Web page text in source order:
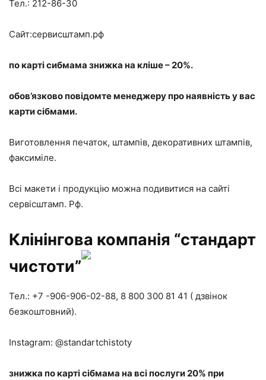
Тел.: 212-86-30
Сайт:сервисштамп.рф
по карті сибмама знижка на кліше – 20%.
обов’язково повідомте менеджеру про наявність у вас
карти сібмами.
Виготовлення печаток, штампів, декоративних штампів,
факсиміле.
Всі макети і продукцію можна подивитися на сайті
сервісштамп. Рф.
Клінінгова компанія “стандарт
чистоти”
Тел.: +7 -906-906-02-88, 8 800 300 81 41 ( дзвінок
безкоштовний).
Instagram: @standartchistoty
знижка по карті сібмама на всі послуги 20% при